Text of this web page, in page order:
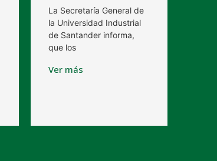
La Secretaría General de
la Universidad Industrial
de Santander informa,
que los
Ver más